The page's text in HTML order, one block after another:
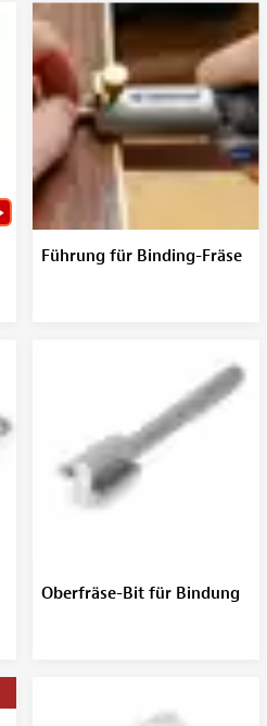
Führung für Binding-Fräse
Oberfräse-Bit für Bindung